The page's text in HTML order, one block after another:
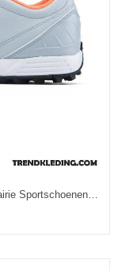
Voetbalschoenen Heren Mannen Opleiding Prairie Sportschoenen Student Voorjaar Grijs